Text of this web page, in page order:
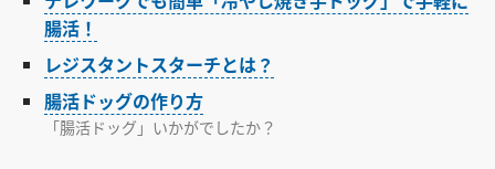
腸活！
レジスタントスターチとは？
腸活ドッグの作り方
「腸活ドッグ」いかがでしたか？